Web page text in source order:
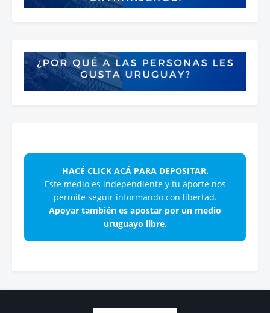
HACÉ CLICK ACÁ PARA DEPOSITAR.
Este medio es independiente y tu aporte nos
permite seguir informando con libertad.
Apoyar también es apostar por un medio
uruguayo libre.